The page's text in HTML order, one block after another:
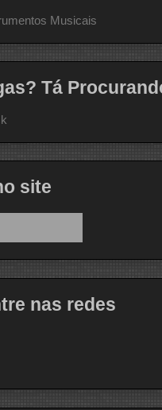
Musicais
Tá
site
nas redes